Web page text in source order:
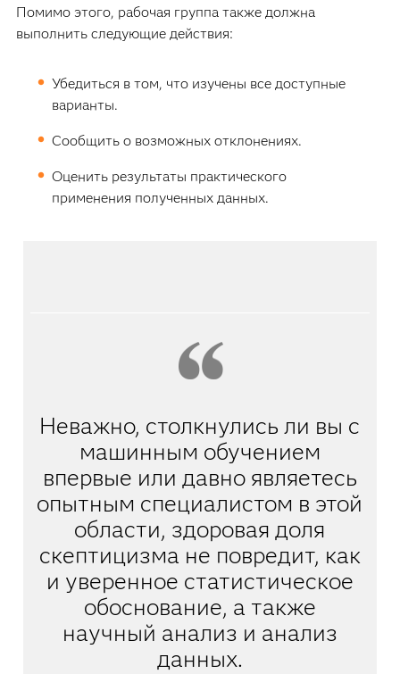
Помимо этого, рабочая группа также должна
выполнить следующие действия:
Убедиться в том, что изучены все доступные
варианты.
Сообщить о возможных отклонениях.
Оценить результаты практического
применения полученных данных.
Неважно, столкнулись ли вы с
машинным обучением
впервые или давно являетесь
опытным специалистом в этой
области, здоровая доля
скептицизма не повредит, как
и уверенное статистическое
обоснование, а также
научный анализ и анализ
данных.